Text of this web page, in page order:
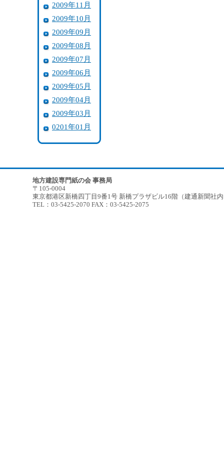
2009年11月
2009年10月
2009年09月
2009年08月
2009年07月
2009年06月
2009年05月
2009年04月
2009年03月
0201年01月
地方建設専門紙の会 事務局
〒105-0004
東京都港区新橋四丁目9番1号 新橋プラザビル16階（建通新聞社
TEL：03-5425-2070 FAX：03-5425-2075